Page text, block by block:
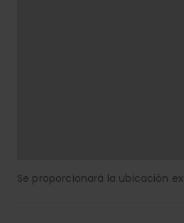
Se proporcionará la ubicación